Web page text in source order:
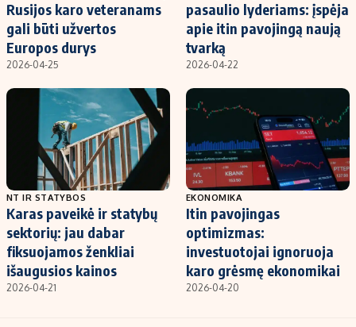
Rusijos karo veteranams
gali būti užvertos
Europos durys
2026-04-25
pasaulio lyderiams: įspėja
apie itin pavojingą naują
tvarką
2026-04-22
NT IR STATYBOS
Karas paveikė ir statybų
sektorių: jau dabar
fiksuojamos ženkliai
išaugusios kainos
2026-04-21
EKONOMIKA
Itin pavojingas
optimizmas:
investuotojai ignoruoja
karo grėsmę ekonomikai
2026-04-20